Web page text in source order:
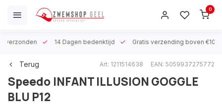
0
verzonden 14 Dagen bedenktijd Gratis verzending boven €100
Terug Art: 1211514638 EAN: 5059937275772
Speedo INFANT ILLUSION GOGGLE
BLU P12